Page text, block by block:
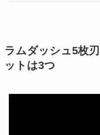
ラムダッシュ5枚
ットは3つ